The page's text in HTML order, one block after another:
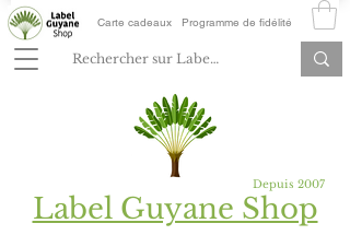
Carte cadeaux Programme de fidélité
Depuis 2007
Label Guyane Shop